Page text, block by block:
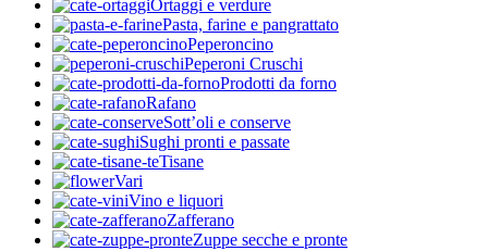
Ortaggi e verdure
Pasta, farine e pangrattato
Peperoncino
Peperoni Cruschi
Prodotti da forno
Rafano
Sott’oli e conserve
Sughi pronti e passate
Tisane
Vari
Vino e liquori
Zafferano
Zuppe secche e pronte